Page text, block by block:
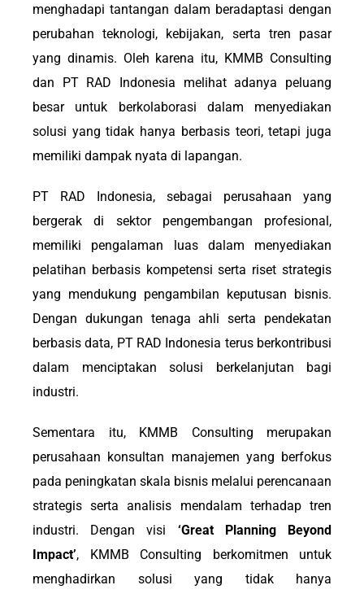
menghadapi tantangan dalam beradaptasi dengan
perubahan teknologi, kebijakan, serta tren pasar
yang dinamis. Oleh karena itu, KMMB Consulting
dan PT RAD Indonesia melihat adanya peluang
besar untuk berkolaborasi dalam menyediakan
solusi yang tidak hanya berbasis teori, tetapi juga
memiliki dampak nyata di lapangan.
PT RAD Indonesia, sebagai perusahaan yang
bergerak di sektor pengembangan profesional,
memiliki pengalaman luas dalam menyediakan
pelatihan berbasis kompetensi serta riset strategis
yang mendukung pengambilan keputusan bisnis.
Dengan dukungan tenaga ahli serta pendekatan
berbasis data, PT RAD Indonesia terus berkontribusi
dalam menciptakan solusi berkelanjutan bagi
industri.
Sementara itu, KMMB Consulting merupakan
perusahaan konsultan manajemen yang berfokus
pada peningkatan skala bisnis melalui perencanaan
strategis serta analisis mendalam terhadap tren
industri. Dengan visi ‘Great Planning Beyond
Impact’, KMMB Consulting berkomitmen untuk
menghadirkan solusi yang tidak hanya